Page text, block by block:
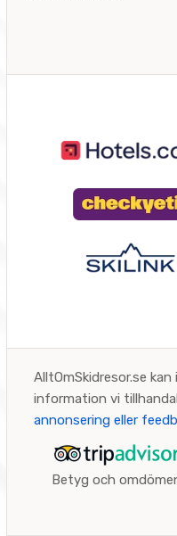
AlltOmSkidresor.se
information vi
annonsering eller
Betyg och